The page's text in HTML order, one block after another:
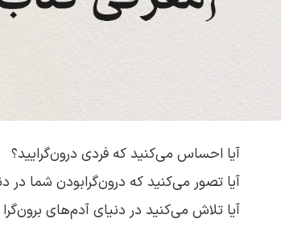
آیا احساس می‌کنید که فردی درون‌گرایید؟
آیا تصور می‌کنید که درون‌گرابودن شما در
آیا تلاش می‌کنید در دنیای آدم‌های